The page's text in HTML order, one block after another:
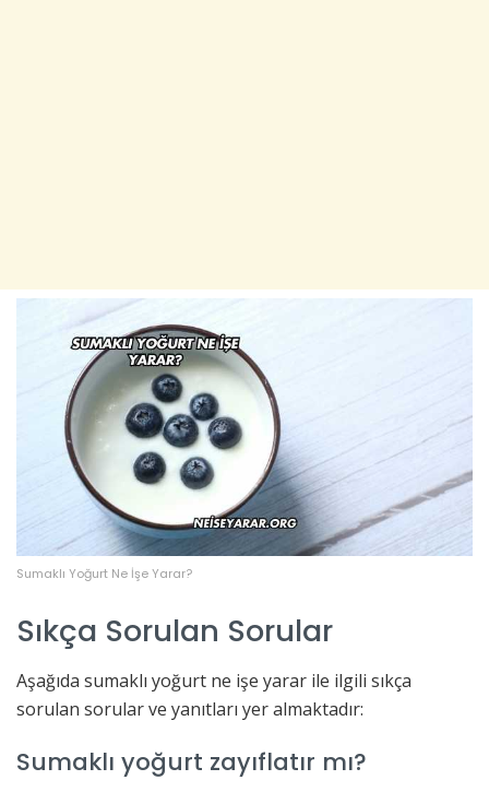
Sumaklı Yoğurt Ne İşe Yarar?
Sıkça Sorulan Sorular
Aşağıda sumaklı yoğurt ne işe yarar ile ilgili sıkça
sorulan sorular ve yanıtları yer almaktadır:
Sumaklı yoğurt zayıflatır mı?